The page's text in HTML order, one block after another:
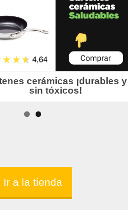
Ir a la tienda